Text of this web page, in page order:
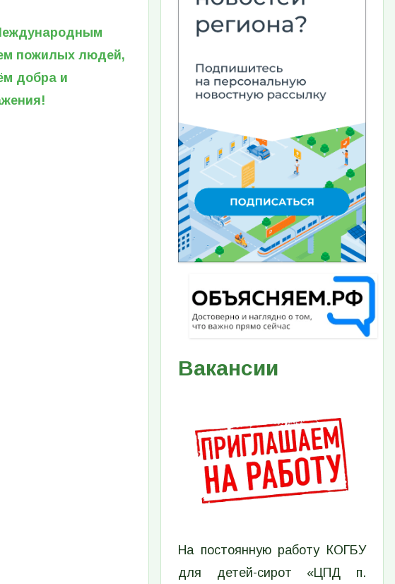
пожилых людей,
добра и
Вакансии
На постоянную работу КОГБУ
для детей-сирот «ЦПД п.